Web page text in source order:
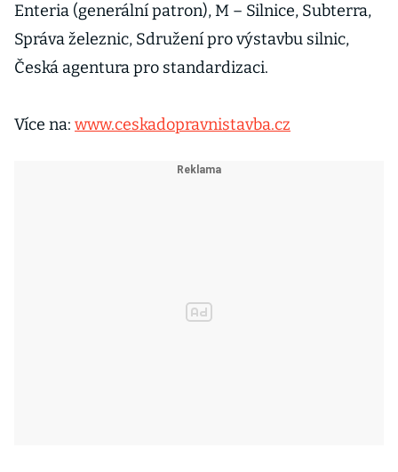
Enteria (generální patron), M – Silnice, Subterra,
Správa železnic, Sdružení pro výstavbu silnic,
Česká agentura pro standardizaci.
Více na: www.ceskadopravnistavba.cz